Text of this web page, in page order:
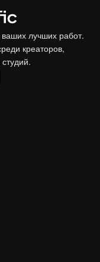
лучших работ.
креаторов,